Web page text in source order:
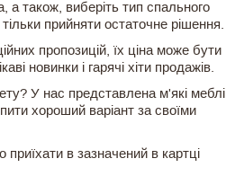
а також, виберіть тип спального
прийняти остаточне рішення.
пропозицій, їх ціна може бути
новинки і гарячі хіти продажів.
У нас представлена ​​м'які меблі,
хороший варіант за своїми
в зазначений в картці